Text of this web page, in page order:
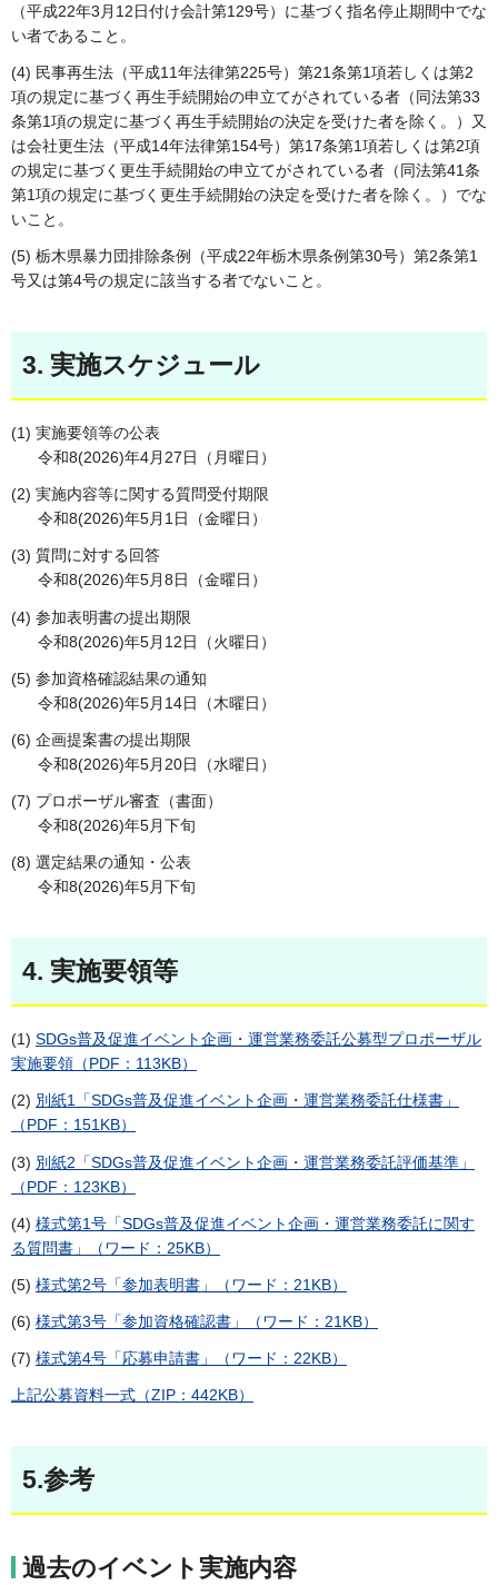
（平成22年3月12日付け会計第129号）に基づく指名停止期間中でな
い者であること。
(4) 民事再生法（平成11年法律第225号）第21条第1項若しくは第2
項の規定に基づく再生手続開始の申立てがされている者（同法第33
条第1項の規定に基づく再生手続開始の決定を受けた者を除く。）又
は会社更生法（平成14年法律第154号）第17条第1項若しくは第2項
の規定に基づく更生手続開始の申立てがされている者（同法第41条
第1項の規定に基づく更生手続開始の決定を受けた者を除く。）でな
いこと。
(5) 栃木県暴力団排除条例（平成22年栃木県条例第30号）第2条第1
号又は第4号の規定に該当する者でないこと。
3. 実施スケジュール
(1) 実施要領等の公表
令和8(2026)年4月27日（月曜日）
(2) 実施内容等に関する質問受付期限
令和8(2026)年5月1日（金曜日）
(3) 質問に対する回答
令和8(2026)年5月8日（金曜日）
(4) 参加表明書の提出期限
令和8(2026)年5月12日（火曜日）
(5) 参加資格確認結果の通知
令和8(2026)年5月14日（木曜日）
(6) 企画提案書の提出期限
令和8(2026)年5月20日（水曜日）
(7) プロポーザル審査（書面）
令和8(2026)年5月下旬
(8) 選定結果の通知・公表
令和8(2026)年5月下旬
4. 実施要領等
(1) SDGs普及促進イベント企画・運営業務委託公募型プロポーザル
実施要領（PDF：113KB）
(2) 別紙1「SDGs普及促進イベント企画・運営業務委託仕様書」
（PDF：151KB）
(3) 別紙2「SDGs普及促進イベント企画・運営業務委託評価基準」
（PDF：123KB）
(4) 様式第1号「SDGs普及促進イベント企画・運営業務委託に関す
る質問書」（ワード：25KB）
(5) 様式第2号「参加表明書」（ワード：21KB）
(6) 様式第3号「参加資格確認書」（ワード：21KB）
(7) 様式第4号「応募申請書」（ワード：22KB）
上記公募資料一式（ZIP：442KB）
5.参考
過去のイベント実施内容